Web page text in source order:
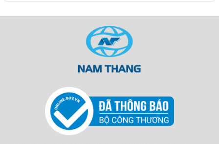
đồng 4
XLPE- KH: CXV 2x
-Trần Phú